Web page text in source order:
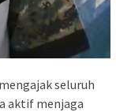
seluruh
aktif menjaga